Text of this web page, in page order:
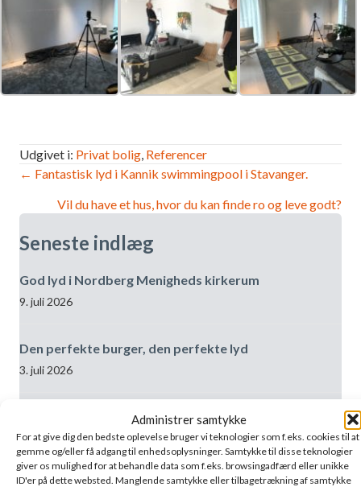
Administrer samtykke
For at give dig den bedste oplevelse bruger vi teknologier som f.eks. cookies til at
gemme og/eller få adgang til enhedsoplysninger. Samtykke til disse teknologier
giver os mulighed for at behandle data som f.eks. browsingadfærd eller unikke
ID'er på dette websted. Manglende samtykke eller tilbagetrækning af samtykke
Udgivet i: Privat bolig, Referencer
Navigation
efter
indlæg
← Fantastisk lyd i Kannik swimmingpool i Stavanger.
Vil du have et hus, hvor du kan finde ro og leve godt?
Seneste indlæg
God lyd i Nordberg Menigheds kirkerum
9. juli 2026
Den perfekte burger, den perfekte lyd
3. juli 2026
3. juli 2026
Forskellen i lydoplevelsen i rummet er enorm, og